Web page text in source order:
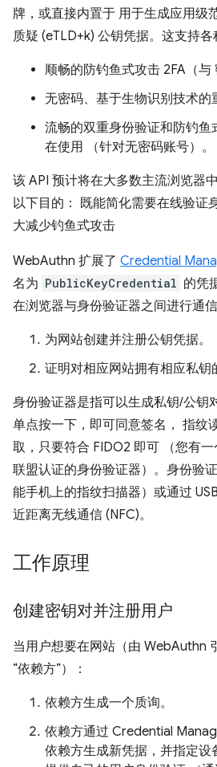
牌，或直接内置于 用于生成应用级
质疑 (eTLD+k) 公钥凭据。这支持各
顺畅的防钓鱼式攻击 2FA（与
无密码、基于生物识别技术的
流畅的双重身份验证和防钓鱼
在使用 （针对无密码账号）。
该 API 预计将在大多数主流浏览器
以下目的： 既能简化需要在线验证
大减少钓鱼式攻击
WebAuthn 扩展了 Credential
名为 PublicKeyCredential 的凭
在浏览器与身份验证器之间进行通
为网站创建并注册公钥凭据。
证明对相应网站拥有相应私钥
身份验证器是指可以生成私钥/公钥
单点按一下，即可同意签名， 指纹
取，只要符合 FIDO2 即可 （您有一
联盟认证的身份验证器）。身份验
能手机上的指纹扫描器）或通过
近距离无线通信 (NFC)。
工作原理
创建密钥对并注册用户
当用户想要在网站（由 WebAuthn
“依赖方”）：
依赖方生成一个质询。
依赖方通过 Credential
依赖方生成新凭据，并指定设